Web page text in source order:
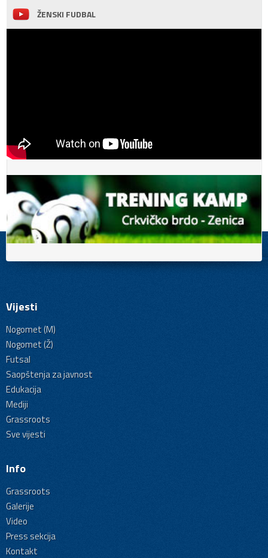
ŽENSKI FUDBAL
Vijesti
Nogomet (M)
Nogomet (Ž)
Futsal
Saopštenja za javnost
Edukacija
Mediji
Grassroots
Sve vijesti
Info
Grassroots
Galerije
Video
Press sekcija
Kontakt